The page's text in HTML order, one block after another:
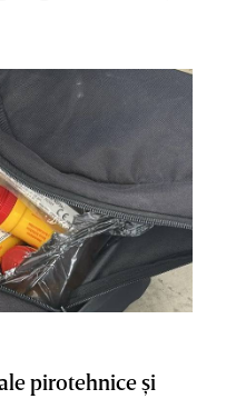
pirotehnice şi